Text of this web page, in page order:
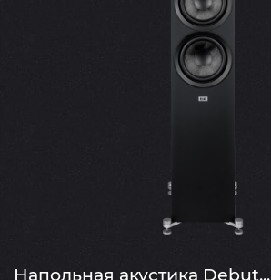
Напольная акустика Debut...